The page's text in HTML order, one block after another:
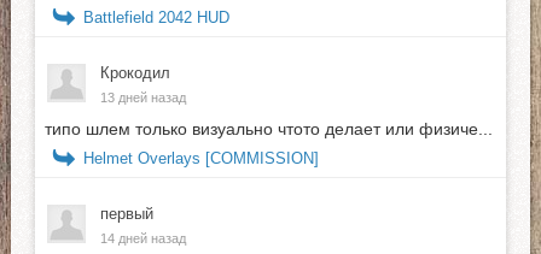
Battlefield 2042 HUD
Крокодил
13 дней назад
типо шлем только визуально чтото делает или физиче...
Helmet Overlays [COMMISSION]
первый
14 дней назад